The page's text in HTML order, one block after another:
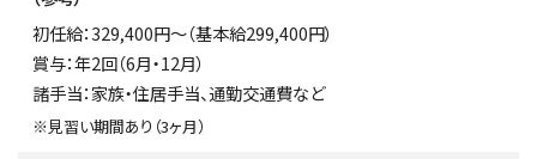
初任給：329,400円～（基本給299,400円）
賞与：年2回（6月・12月）
諸手当：家族・住居手当、通勤交通費など
※見習い期間あり（3ヶ月）